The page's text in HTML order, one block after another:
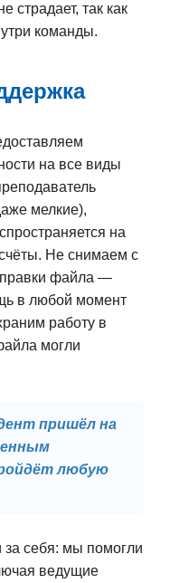
страдает, так как
команды.
на все виды
мелкие),
на
Не снимаем с
файла —
в любой момент
работу в
могли
пришёл на
любую
за себя: мы помогли
ведущие